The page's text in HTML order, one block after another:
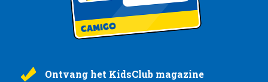
Ontvang het KidsClub magazine